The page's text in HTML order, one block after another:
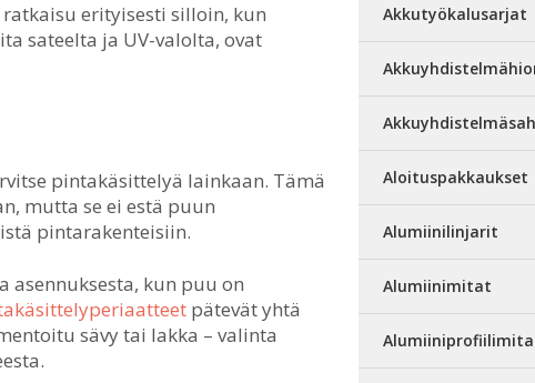
erityisesti silloin, kun
sateelta ja UV-valolta, ovat
pintakäsittelyä lainkaan. Tämä
mutta se ei estä puun
pintarakenteisiin.
kun puu on
pätevät yhtä
sävy tai lakka – valinta
Akkutyökalusarjat
Aloituspakkaukset
Alumiinilinjarit
Alumiinimitat